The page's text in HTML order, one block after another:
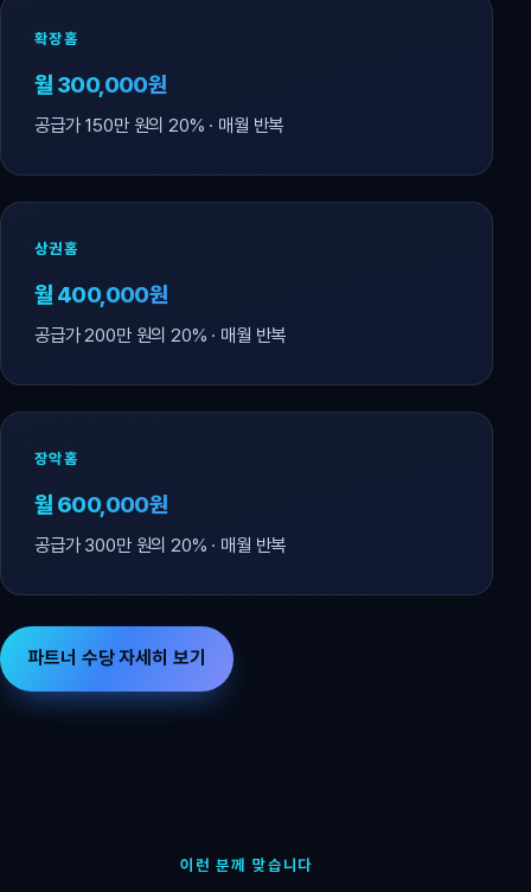
확장홈
월 300,000원
공급가 150만 원의 20% · 매월 반복
상권홈
월 400,000원
공급가 200만 원의 20% · 매월 반복
장악홈
월 600,000원
공급가 300만 원의 20% · 매월 반복
파트너 수당 자세히 보기
이런 분께 맞습니다